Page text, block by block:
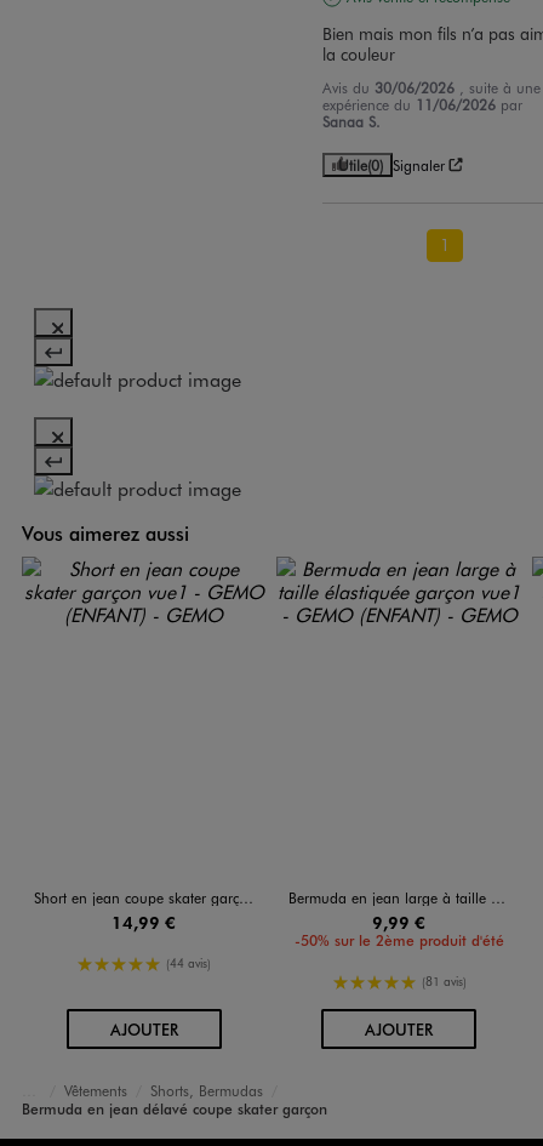
Bien mais mon fils n’a pas
la couleur
Avis du 30/06/2026
, suite à une
expérience du 11/06/2026 par
Sanaa S.
Utile(0) Signaler
1
Vous aimerez aussi
Short en jean coupe skater garçon
14,99 €
5/5 de moyenne
(44 avis)
AJOUTERAU PANIER
Bermuda en jean large à taille élastiquée garçon
9,99 €
-50% sur le 2ème produit d'été
5/5 de moyenne
(81 avis)
AJOUTERAU PANIER
Accueil
Garçon
Vêtements
Shorts, Bermudas
Bermuda en jean délavé coupe skater garçon